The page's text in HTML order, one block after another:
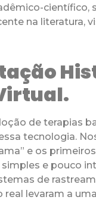
científico,
na literatura,
de terapias
tecnologia.
e os
e pouco
de
levaram a